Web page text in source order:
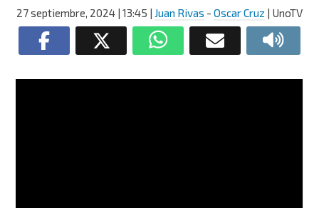
27 septiembre, 2024 | 13:45 | Juan Rivas - Oscar Cruz | UnoTV